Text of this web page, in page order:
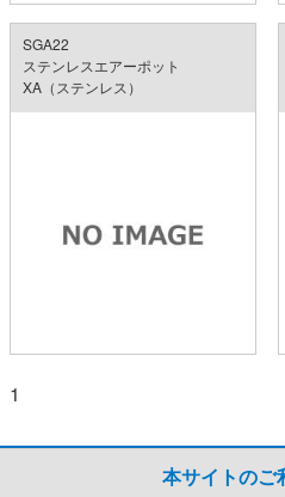
SGA22
ステンレスエアーポット
XA（ステンレス）
1
本サイトのご